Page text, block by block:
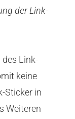
der Link-
Link-
keine
Sticker in
Weiteren